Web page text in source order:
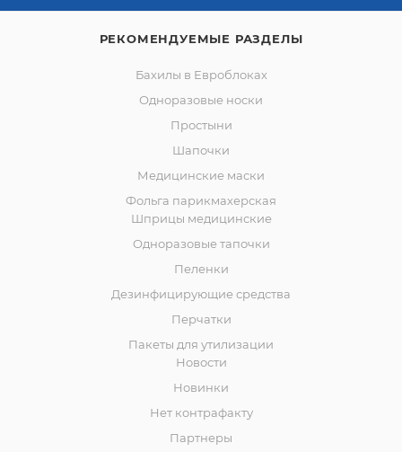
РЕКОМЕНДУЕМЫЕ РАЗДЕЛЫ
Бахилы в Евроблоках
Одноразовые носки
Простыни
Шапочки
Медицинские маски
Фольга парикмахерская
Шприцы медицинские
Одноразовые тапочки
Пеленки
Дезинфицирующие средства
Перчатки
Пакеты для утилизации
Новости
Новинки
Нет контрафакту
Партнеры